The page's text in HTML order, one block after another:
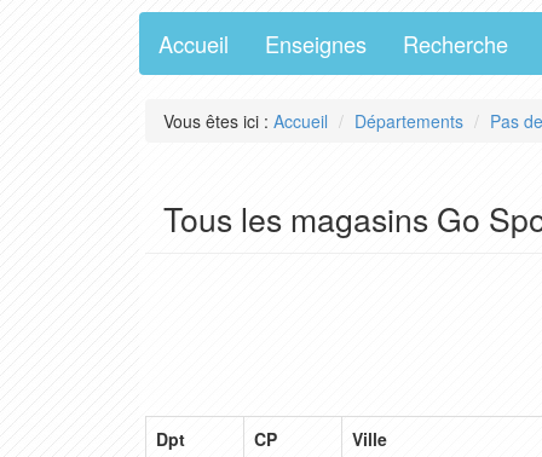
Accueil Enseignes Recherche
Vous êtes ici : Accueil Départements Pas
Tous les magasins Go
Dpt CP
Ville